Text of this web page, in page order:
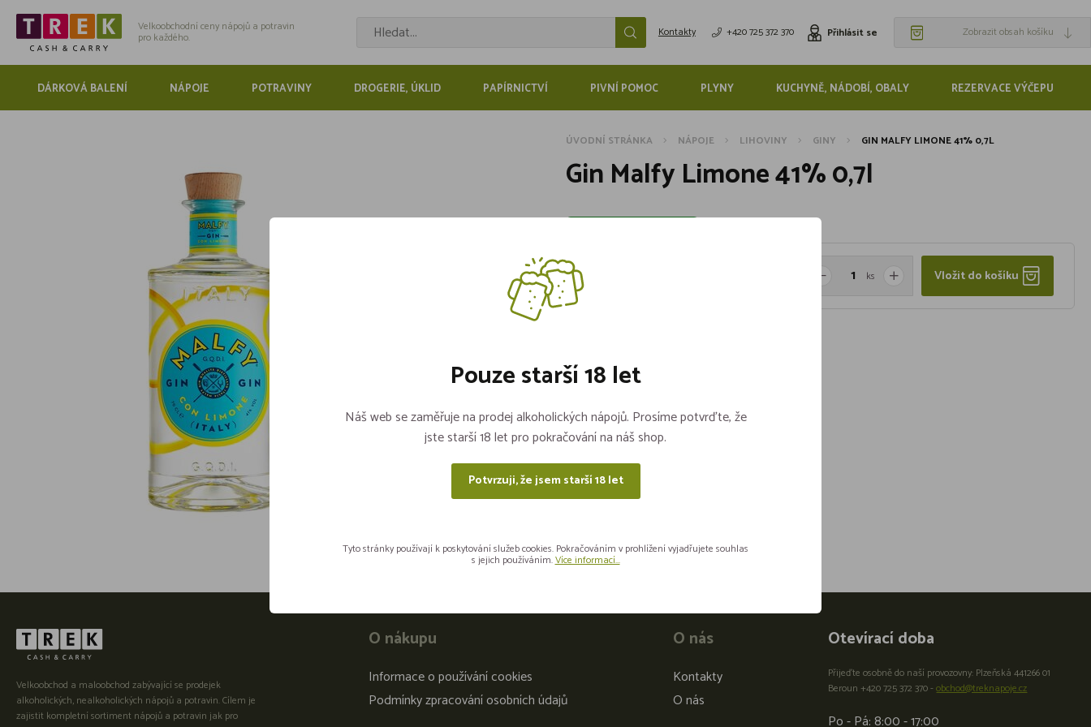
Velkoobchodní ceny nápojů a potravin
pro každého. Kontakty +420 725 372 370 Přihlásit se Zobrazit obsah košíku
DÁRKOVÁ BALENÍ NÁPOJE POTRAVINY DROGERIE, ÚKLID PAPÍRNICTVÍ PIVNÍ POMOC PLYNY KUCHYNĚ, NÁDOBÍ, OBALY REZERVACE VÝČEPU
ÚVODNÍ STRÁNKA NÁPOJE LIHOVINY GINY GIN MALFY LIMONE 41% 0,7L
Gin Malfy Limone 41% 0,7l
669,- ks Vložit do košíku
Sdílejte na sítích
Velkoobchod a maloobchod zabývající se prodejek
alkoholických, nealkoholických nápojů a potravin. Cílem je
zajistit kompletní sortiment nápojů a potravin jak pro
O nákupu
Informace o používání cookies
Podmínky zpracování osobních údajů
O nás
Kontakty
O nás
Otevírací doba
Přijeďte osobně do naší provozovny: Plzeňská 441266 01
Beroun +420 725 372 370 -obchod@treknapoje.cz
Po - Pá: 8:00 - 17:00
Pouze starší 18 let
Náš web se zaměřuje na prodej alkoholických nápojů. Prosíme potvrďte, že
jste starší 18 let pro pokračování na náš shop.
Potvrzuji, že jsem starší 18 let
Tyto stránky používají k poskytování služeb cookies. Pokračováním v prohlížení vyjadřujete souhlas
s jejich používáním.Více informací...